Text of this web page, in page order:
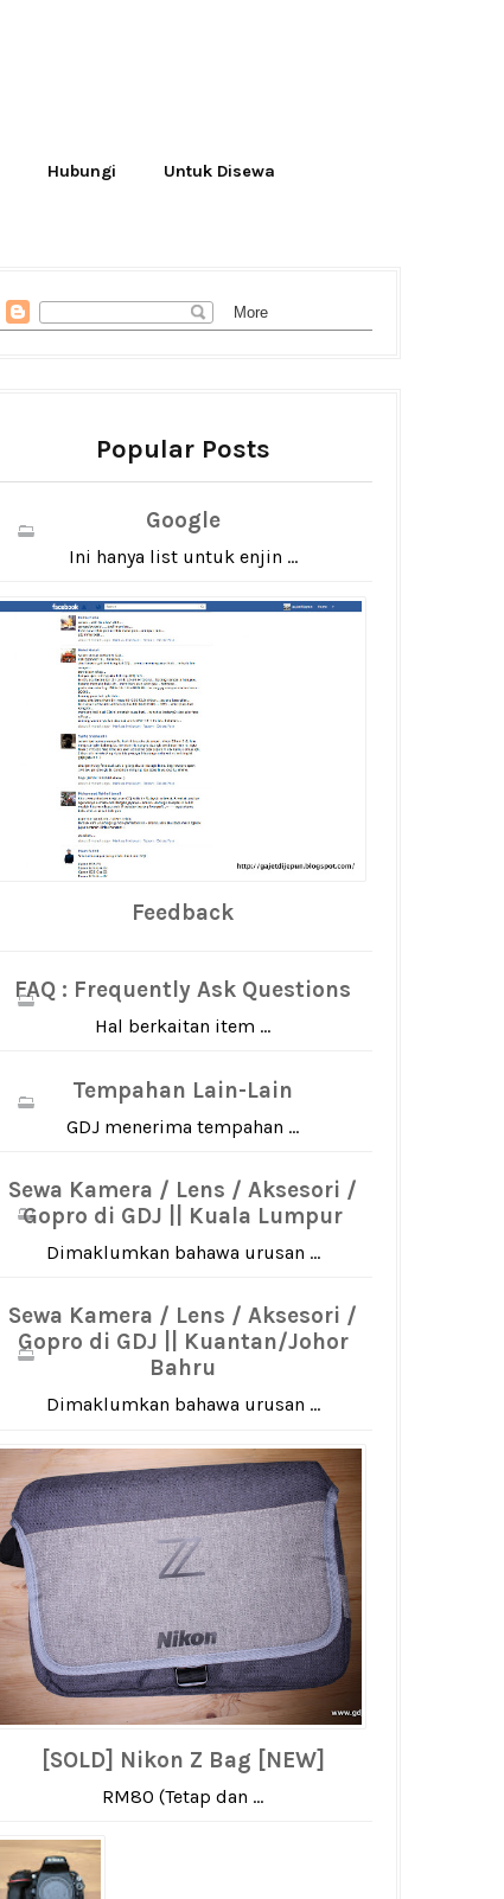
Hubungi Untuk Disewa
Popular Posts
Google
Ini hanya list untuk enjin ...
Feedback
FAQ : Frequently Ask Questions
Hal berkaitan item ...
Tempahan Lain-Lain
GDJ menerima tempahan ...
Sewa Kamera / Lens / Aksesori /
Gopro di GDJ || Kuala Lumpur
Dimaklumkan bahawa urusan ...
Sewa Kamera / Lens / Aksesori /
Gopro di GDJ || Kuantan/Johor
Bahru
Dimaklumkan bahawa urusan ...
[SOLD] Nikon Z Bag [NEW]
RM80 (Tetap dan ...